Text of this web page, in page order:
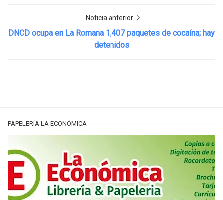
Noticia anterior
DNCD ocupa en La Romana 1,407 paquetes de cocaína; hay
detenidos
PAPELERÍA LA ECONÓMICA